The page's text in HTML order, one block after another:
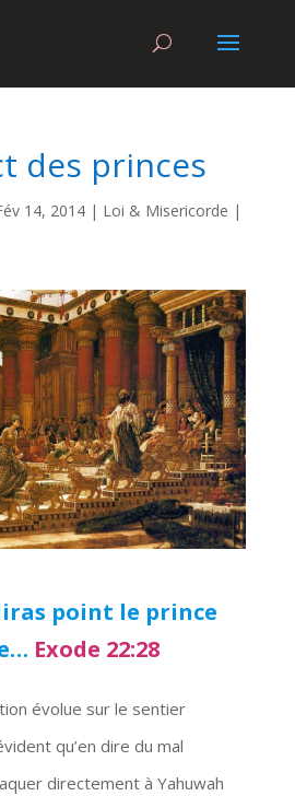
des princes
14, 2014| Loi & Misericorde |
point le prince
Exode 22:28
évolue sur le sentier
qu’en dire du mal
directement à Yahuwah